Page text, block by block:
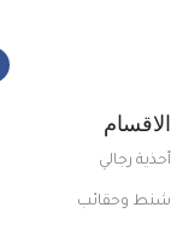
الاقسام
أحذية رجالي
شنط وحقائب